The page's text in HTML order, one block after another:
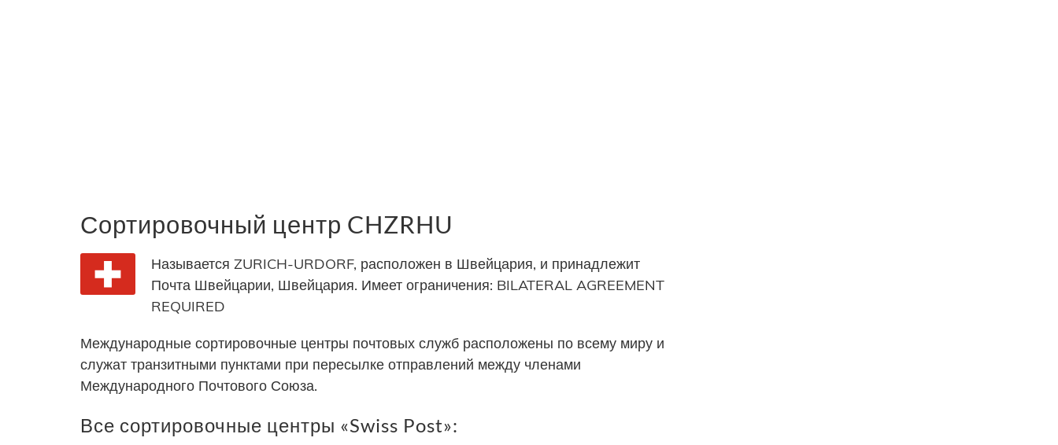
Сортировочный центр CHZRHU
Называется ZURICH-URDORF, расположен в Швейцария, и принадлежит
Почта Швейцарии, Швейцария. Имеет ограничения: BILATERAL AGREEMENT
REQUIRED
Международные сортировочные центры почтовых служб расположены по всему миру и
служат транзитными пунктами при пересылке отправлений между членами
Международного Почтового Союза.
Все сортировочные центры «Swiss Post»: